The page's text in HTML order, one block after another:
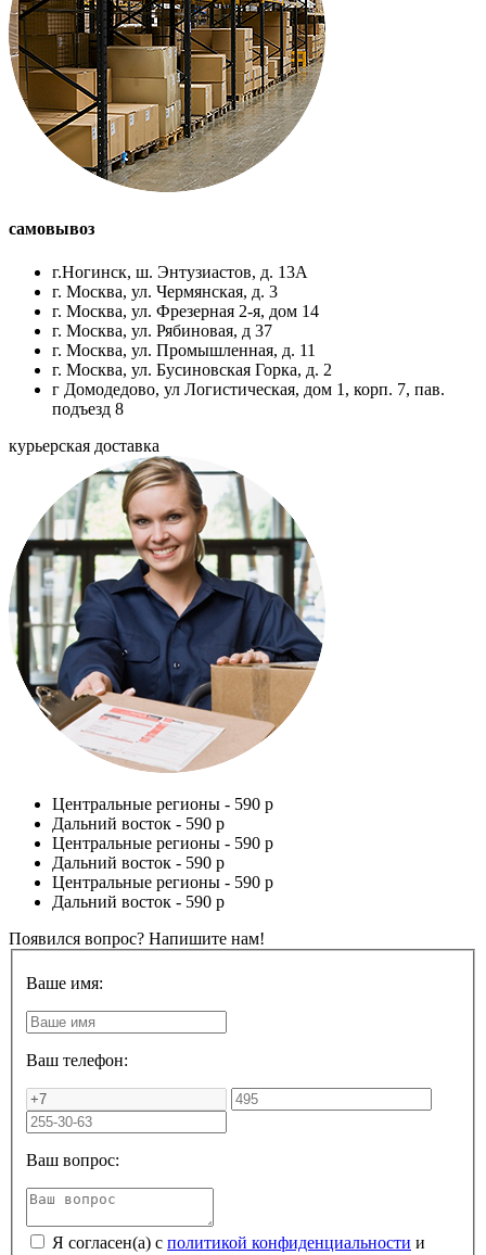
самовывоз
г.Ногинск, ш. Энтузиастов, д. 13А
г. Москва, ул. Чермянская, д. 3
г. Москва, ул. Фрезерная 2-я, дом 14
г. Москва, ул. Рябиновая, д 37
г. Москва, ул. Промышленная, д. 11
г. Москва, ул. Бусиновская Горка, д. 2
г Домодедово, ул Логистическая, дом 1, корп. 7, пав.
подъезд 8
курьерская доставка
Центральные регионы - 590 р
Дальний восток - 590 р
Центральные регионы - 590 р
Дальний восток - 590 р
Центральные регионы - 590 р
Дальний восток - 590 р
Появился вопрос? Напишите нам!
Ваше имя:
Ваш телефон:
Ваш вопрос:
Я согласен(а) с политикой конфиденциальности и